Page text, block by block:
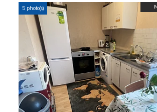
5 photo(s)